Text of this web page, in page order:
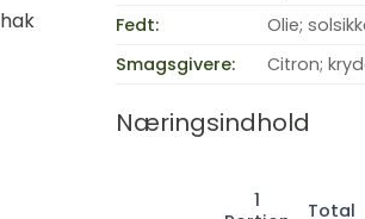
Fedt:
Olie;
Smagsgivere:
Citron;
Næringsindhold
1
Total